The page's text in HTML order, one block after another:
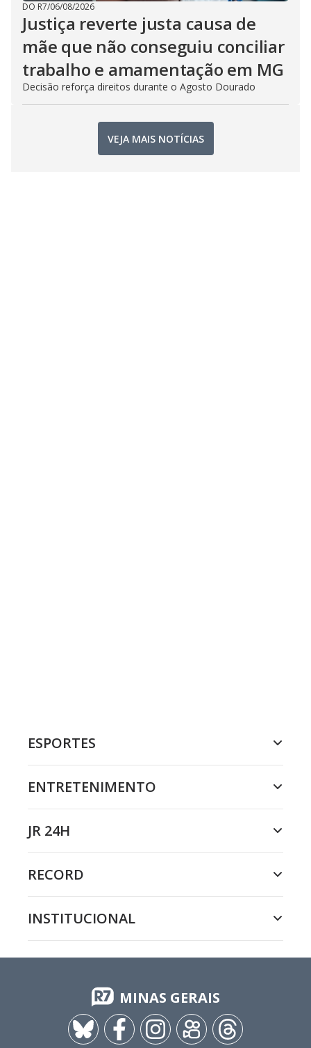
DO R7/06/08/2026
Justiça reverte justa causa de
mãe que não conseguiu conciliar
trabalho e amamentação em MG
Decisão reforça direitos durante o Agosto Dourado
VEJA MAIS NOTÍCIAS
ESPORTES
ENTRETENIMENTO
JR 24H
RECORD
INSTITUCIONAL
MINAS GERAIS